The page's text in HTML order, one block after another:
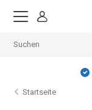
Startseite